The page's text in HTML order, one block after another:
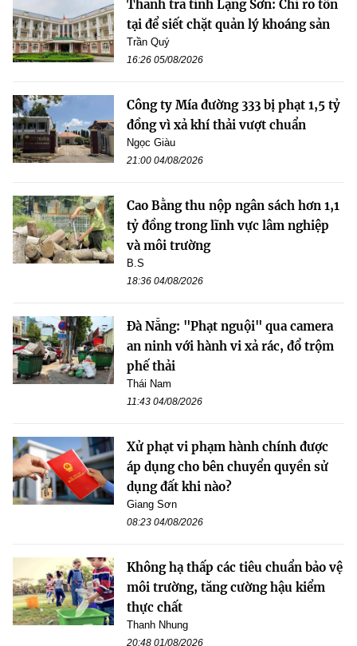
Thanh tra tỉnh Lạng Sơn: Chỉ rõ tồn
tại để siết chặt quản lý khoáng sản
Trần Quý
16:26 05/08/2026
Công ty Mía đường 333 bị phạt 1,5 tỷ
đồng vì xả khí thải vượt chuẩn
Ngọc Giàu
21:00 04/08/2026
Cao Bằng thu nộp ngân sách hơn 1,1
tỷ đồng trong lĩnh vực lâm nghiệp
và môi trường
B.S
18:36 04/08/2026
Đà Nẵng: "Phạt nguội" qua camera
an ninh với hành vi xả rác, đổ trộm
phế thải
Thái Nam
11:43 04/08/2026
Xử phạt vi phạm hành chính được
áp dụng cho bên chuyển quyền sử
dụng đất khi nào?
Giang Sơn
08:23 04/08/2026
Không hạ thấp các tiêu chuẩn bảo vệ
môi trường, tăng cường hậu kiểm
thực chất
Thanh Nhung
20:48 01/08/2026